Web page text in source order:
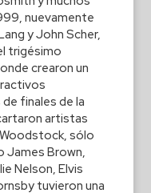
nuevamente
y John Scher,
trigésimo
crearon un
finales de la
artistas
sólo
James Brown,
Nelson, Elvis
tuvieron una